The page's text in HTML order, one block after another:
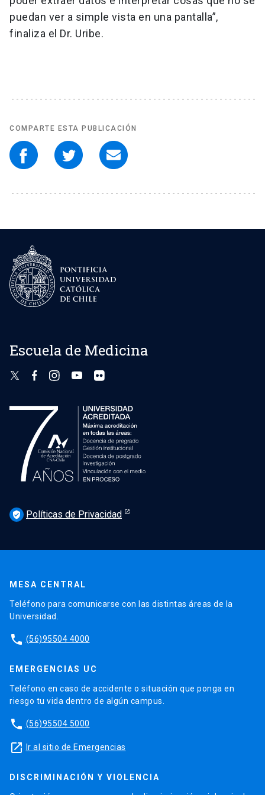
puedan ver a simple vista en una pantalla”,
finaliza el Dr. Uribe.
COMPARTE ESTA PUBLICACIÓN
Escuela de Medicina
verified_user Políticas de Privacidad
MESA CENTRAL
Teléfono para comunicarse con las distintas áreas de la
Universidad.
phone (56)95504 4000
EMERGENCIAS UC
Teléfono en caso de accidente o situación que ponga en
riesgo tu vida dentro de algún campus.
phone (56)95504 5000
launch Ir al sitio de Emergencias
DISCRIMINACIÓN Y VIOLENCIA